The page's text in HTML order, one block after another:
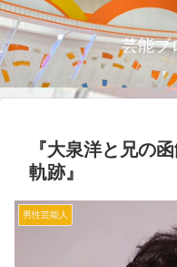
芸能ブ
『大泉洋と兄の
軌跡』
男性芸能人